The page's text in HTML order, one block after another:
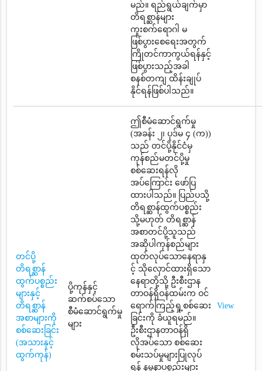
မည်။ ရည်ရွယ်ချက်မှာ
တိရစ္ဆာန်များ
ကူးစက်ရောဂါ မ
ဖြစ်ပွားစေရေးအတွက်
ကြိုတင်ကာကွယ်ရန်နှင့်
ဖြစ်ပွားသည့်အခါ
စနစ်တကျ ထိန်းချုပ်
နိုင်ရန်ဖြစ်ပါသည်။
တင်ပို့
တိရစ္ဆာန်
ထွက်ပစ္စည်း
များနှင့်
တိရစ္ဆာန်
အစာများကို
စစ်ဆေးခြင်း
(အသားနှင့်
ထွက်ကုန်)
ပို့ကုန်နှင့်
ဆက်စပ်သော
စီမံဆောင်ရွက်မှု
များ
ဤစီမံဆောင်ရွက်မှု
(အခန်း ၂၊ ပုဒ်မ ၄ (က))
သည် တင်ပို့နိုင်ငံမှ
ကုန်စည်မတင်ပို့မှု
စစ်ဆေးရန်လို
အပ်ကြောင်း ဖော်ပြ
ထားပါသည်။ ပြည်ပသို့
တိရစ္ဆာန်ထွက်ပစ္စည်း
သို့မဟုတ် တိရစ္ဆာန်
အစာတင်ပို့သူသည်
အဆိုပါကုန်စည်များ
ထုတ်လုပ်သောနေရာနှ
င့် သိုလှောင်ထားရှိသော
နေရာတို့သို့ ဦးစီးဌာန
တာဝန်ရှိဝန်ထမ်းက ဝင်
ရောက်ကြည့်ရှု့စစ်ဆေး
ခြင်းကို ခံယူရမည်။
ဦးစီးဌာနတာဝန်ရှိ
လိုအပ်သော စစ်ဆေး
စမ်းသပ်မှုများပြုလုပ်
ရန် နမူနာပစ္စည်းများ
View